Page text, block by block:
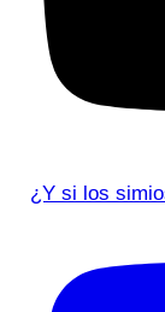
¿Y si los